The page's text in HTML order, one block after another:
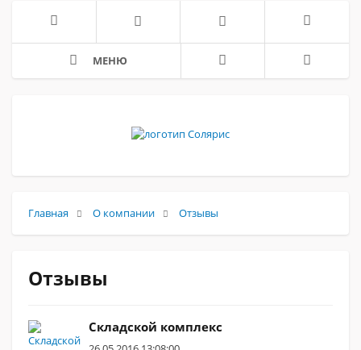
МЕНЮ
Главная О компании Отзывы
Отзывы
Складской комплекс